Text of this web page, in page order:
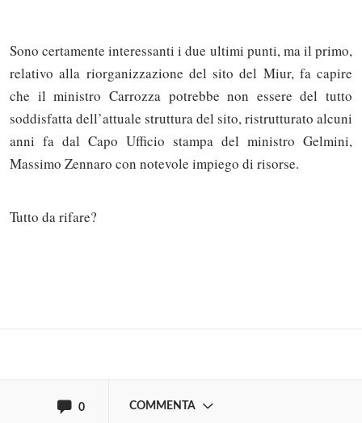
Sono certamente interessanti i due ultimi punti, ma il primo,
relativo alla riorganizzazione del sito del Miur, fa capire
che il ministro Carrozza potrebbe non essere del tutto
soddisfatta dell’attuale struttura del sito, ristrutturato alcuni
anni fa dal Capo Ufficio stampa del ministro Gelmini,
Massimo Zennaro con notevole impiego di risorse.
Tutto da rifare?
0 COMMENTA
Solo gli utenti registrati possono